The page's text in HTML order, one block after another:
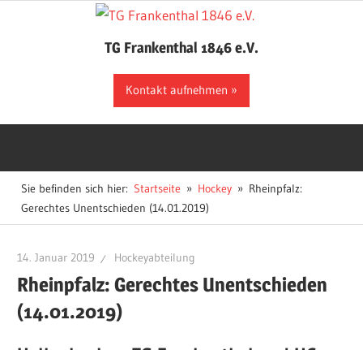
TG Frankenthal 1846 e.V.
Kontakt aufnehmen
Sie befinden sich hier: Startseite Hockey
Rheinpfalz:
Gerechtes Unentschieden (14.01.2019)
14. Januar 2019 Hockeyabteilung
Rheinpfalz: Gerechtes Unentschieden
(14.01.2019)